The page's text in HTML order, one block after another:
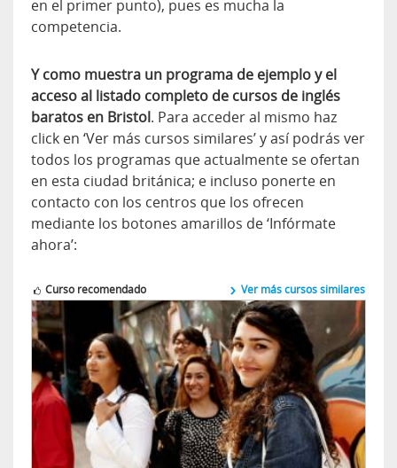
en el primer punto), pues es mucha la
competencia.
Y como muestra un programa de ejemplo y el
acceso al listado completo de cursos de inglés
baratos en Bristol. Para acceder al mismo haz
click en ‘Ver más cursos similares’ y así podrás ver
todos los programas que actualmente se ofertan
en esta ciudad británica; e incluso ponerte en
contacto con los centros que los ofrecen
mediante los botones amarillos de ‘Infórmate
ahora’:
Curso recomendado Ver más cursos similares